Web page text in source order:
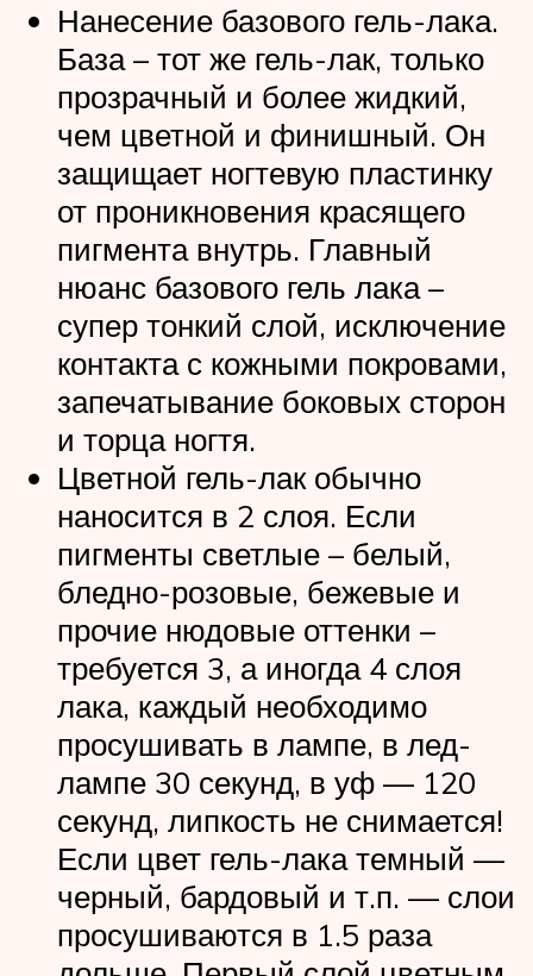
Нанесение базового гель-лака.
База – тот же гель-лак, только
прозрачный и более жидкий,
чем цветной и финишный. Он
защищает ногтевую пластинку
от проникновения красящего
пигмента внутрь. Главный
нюанс базового гель лака –
супер тонкий слой, исключение
контакта с кожными покровами,
запечатывание боковых сторон
и торца ногтя.
Цветной гель-лак обычно
наносится в 2 слоя. Если
пигменты светлые – белый,
бледно-розовые, бежевые и
прочие нюдовые оттенки –
требуется 3, а иногда 4 слоя
лака, каждый необходимо
просушивать в лампе, в лед-
лампе 30 секунд, в уф — 120
секунд, липкость не снимается!
Если цвет гель-лака темный —
черный, бардовый и т.п. — слои
просушиваются в 1.5 раза